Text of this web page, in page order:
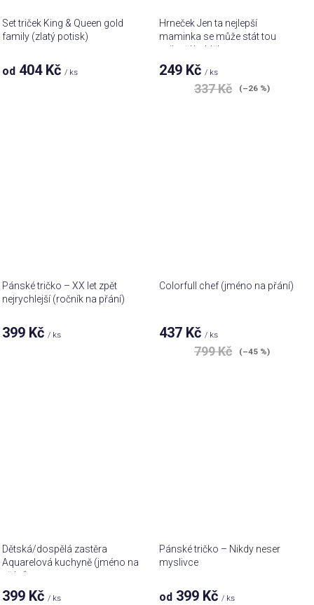
Set triček King & Queen gold
family (zlatý potisk)
od 404 Kč / ks
Hrneček Jen ta nejlepší
maminka se může stát tou
nejlepší babičkou
Průměrné
hodnocení
249 Kč / ks
337 Kč (–26 %)
Pánské tričko – XX let zpět
nejrychlejší (ročník na přání)
399 Kč/ ks
Colorfull chef (jméno na přání)
437 Kč/ ks
799 Kč (–45 %)
Dětská/dospělá zastěra
Aquarelová kuchyně (jméno na
přání)
399 Kč / ks
Pánské tričko – Nikdy neser
myslivce
od 399 Kč / ks